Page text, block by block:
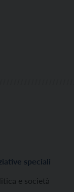
speciali
e società